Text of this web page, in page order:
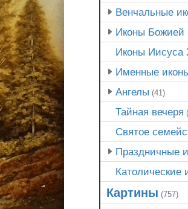
Венчальные
Иконы Божией
Иконы Иисуса
Именные
Ангелы (41)
Тайная вечеря
Святое
Праздничные
Католические
Картины (757)